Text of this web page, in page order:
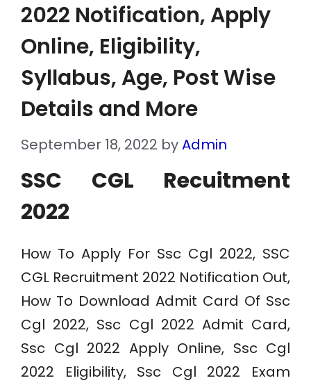
2022 Notification, Apply
Online, Eligibility,
Syllabus, Age, Post Wise
Details and More
September 18, 2022 byAdmin
SSC CGL Recuitment
2022
How To Apply For Ssc Cgl 2022, SSC
CGL Recruitment 2022 Notification Out,
How To Download Admit Card Of Ssc
Cgl 2022, Ssc Cgl 2022 Admit Card,
Ssc Cgl 2022 Apply Online, Ssc Cgl
2022 Eligibility, Ssc Cgl 2022 Exam